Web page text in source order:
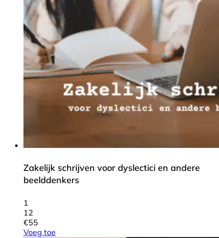
Zakelijk schrijven voor dyslectici en andere
beelddenkers
1
12
€55
Voeg toe